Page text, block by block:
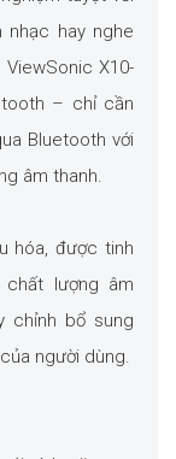
hay nghe
X10-
– chỉ cần
Bluetooth với
âm thanh.
hóa, được tinh
chất lượng âm
chỉnh bổ sung
người dùng.